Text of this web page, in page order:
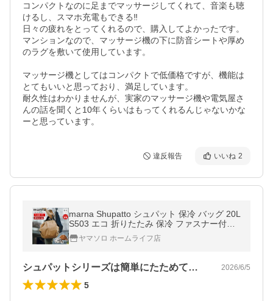
コンパクトなのに足までマッサージしてくれて、音楽も聴
けるし、スマホ充電もできる‼︎
日々の疲れをとってくれるので、購入してよかったです。
マンションなので、マッサージ機の下に防音シートや厚め
のラグを敷いて使用しています。
マッサージ機としてはコンパクトで低価格ですが、機能は
とてもいいと思っており、満足しています。
耐久性はわかりませんが、実家のマッサージ機や電気屋さ
んの話を聞くと10年くらいはもってくれるんじゃないかな
違反報告 いいね 2
marna Shupatto シュパット 保冷 バッグ 20L
S503 エコ 折りたたみ 保冷 ファスナー付き
大容量 コンパクト マチ広 肩掛け 撥水 マー
ナ ヤマソロ ホームライフ店
シュパットシリーズは簡単にたためて、と… 2026/6/5
5